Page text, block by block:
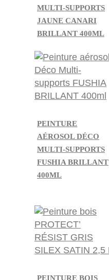
MULTI-SUPPORTS
JAUNE CANARI
BRILLANT 400ML
PEINTURE
AÉROSOL DÉCO
MULTI-SUPPORTS
FUSHIA BRILLANT
400ML
PEINTURE BOIS